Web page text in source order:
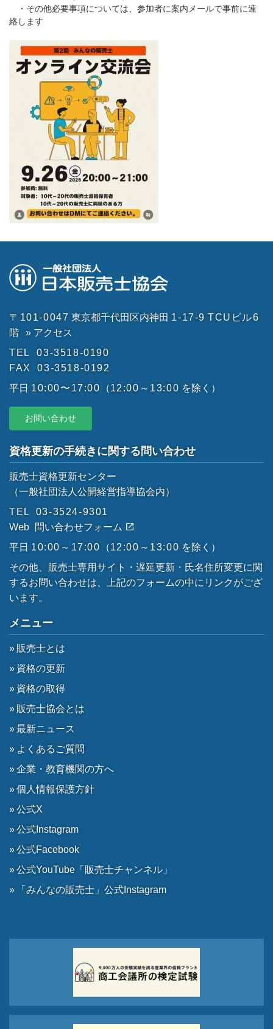
・その他必要事項については、参加者に案内メールで事前に連
絡します
〒101-0047 東京都千代田区内神田 1-17-9 TCUビル6
階
» アクセス
TEL
03-3518-0190
FAX
03-3518-0192
平日 10:00〜17:00 （12:00～13:00 を除く）
お問い合わせ
資格更新の手続きに関する問い合わせ
販売士資格更新センター
（一般社団法人公開経営指導協会内）
TEL
03-3524-9301
Web
問い合わせフォーム
平日 10:00～17:00 （12:00～13:00 を除く）
その他、販売士専用サイト・遅延更新・氏名住所変更に関
するお問い合わせは、上記のフォームの中にリンクがござ
います。
メニュー
販売士とは
資格の更新
資格の取得
販売士協会とは
最新ニュース
よくあるご質問
企業・教育機関の方へ
個人情報保護方針
公式X
公式Instagram
公式Facebook
公式YouTube「販売士チャンネル」
「みんなの販売士」公式Instagram